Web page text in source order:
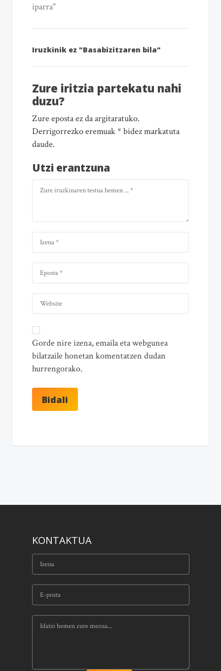
iparra"
Iruzkinik ez "Basabizitzaren bila"
Zure iritzia partekatu nahi
duzu?
Zure eposta ez da argitaratuko.
Derrigorrezko eremuak * bidez markatuta
daude.
Utzi erantzuna
Gorde nire izena, emaila eta webgunea
bilatzaile honetan komentatzen dudan
hurrengorako.
KONTAKTUA